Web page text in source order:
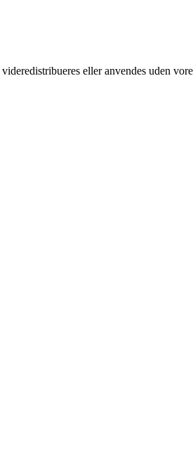
eller anvendes uden